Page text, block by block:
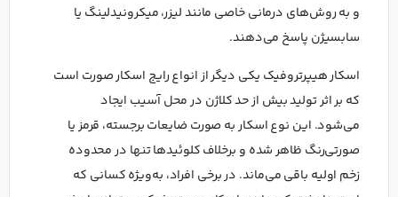
و به روش‌های درمانی خاصی مانند لیزر، میکرونیدلینگ یا
سابسیژن پاسخ می‌دهند.
اسکار هیپرتروفیک یکی دیگر از انواع رایج اسکار صورت است
که بر اثر تولید بیش از حد کلاژن در محل آسیب ایجاد
می‌شود. این نوع اسکار به صورت ضایعات برجسته، قرمز یا
صورتی‌رنگ ظاهر شده و برخلاف کلوئیدها تنها در محدوده
زخم اولیه باقی می‌ماند. در برخی افراد، به‌ویژه کسانی که